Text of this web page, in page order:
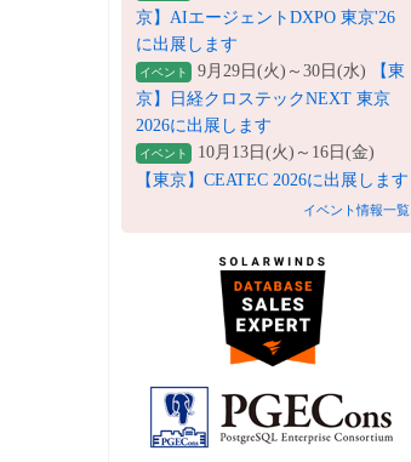
京】AIエージェントDXPO 東京'26
に出展します
イベント 9月29日(火)～30日(水)
【東
京】日経クロステックNEXT 東京
2026に出展します
イベント
10月13日(火)～16日(金)
【東京】CEATEC 2026に出展します
イベント情報一覧